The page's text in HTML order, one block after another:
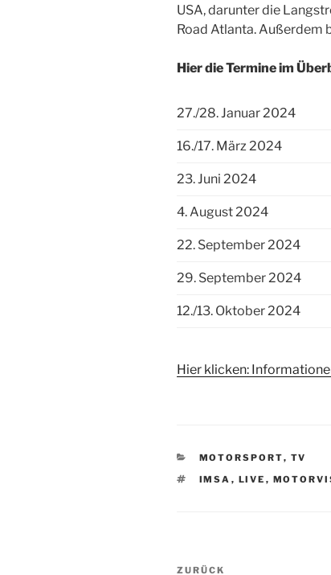
USA, darunter die
Road Atlanta. Außerdem
Hier die Termine im
27./28. Januar 2024
16./17. März 2024
23. Juni 2024
4. August 2024
22. September 2024
29. September 2024
12./13. Oktober 2024
Hier klicken:
KATEGORIEN
MOTORSPORT, TV
SCHLAGWÖRTER
IMSA , LIVE ,
ZURÜCK